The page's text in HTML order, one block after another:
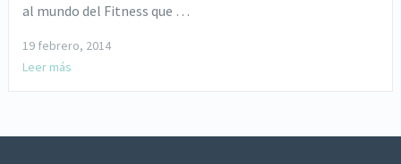
al mundo del Fitness que …
19 febrero, 2014
Leer más